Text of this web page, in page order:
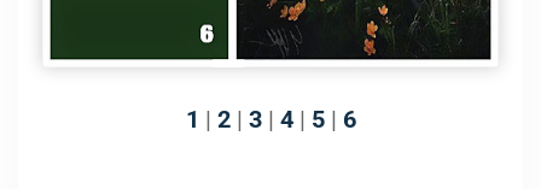
1 | 2 | 3 | 4 | 5 | 6